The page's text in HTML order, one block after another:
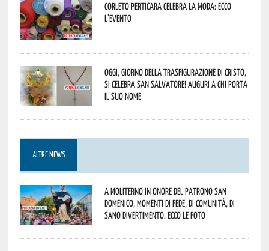
Corleto Perticara celebra la moda: ecco
l’evento
Oggi, giorno della Trasfigurazione di Cristo,
si celebra San Salvatore! Auguri a chi porta
il suo nome
ALTRE NEWS
A Moliterno in onore del Patrono San
Domenico, momenti di fede, di comunità, di
sano divertimento. Ecco le foto